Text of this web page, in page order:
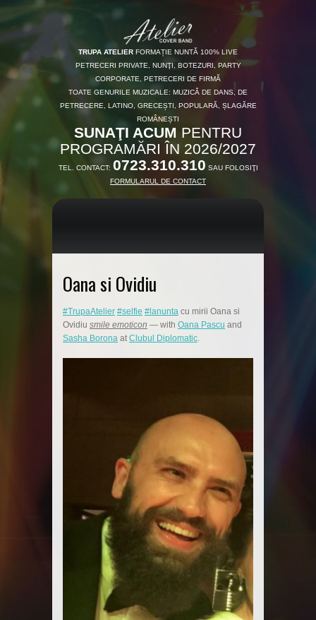
TRUPA ATELIER FORMAȚIE NUNTĂ 100% LIVE
PETRECERI PRIVATE, NUNŢI, BOTEZURI, PARTY
CORPORATE, PETRECERI DE FIRMĂ
TOATE GENURILE MUZICALE: MUZICĂ DE DANS, DE
PETRECERE, LATINO, GRECEȘTI, POPULARĂ, ȘLAGĂRE
ROMÂNEȘTI
SUNAŢI ACUM PENTRU
PROGRAMĂRI ÎN 2026/2027
TEL. CONTACT: 0723.310.310 SAU FOLOSIŢI
FORMULARUL DE CONTACT
Oana si Ovidiu
#TrupaAtelier #selfie #lanunta cu mirii Oana si
Ovidiu smile emoticon — with Oana Pascu and
Sasha Borona at Clubul Diplomatic